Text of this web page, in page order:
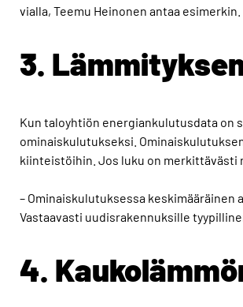
vialla, Teemu Heinonen antaa esimerkin.
3.
Kun taloyhtiön energiankulutusdata on
ominaiskulutukseksi.
kiinteistöihin. Jos luku on merkittävästi
– Ominaiskulutuksessa keskimääräinen
Vastaavasti uudisrakennuksille
4.